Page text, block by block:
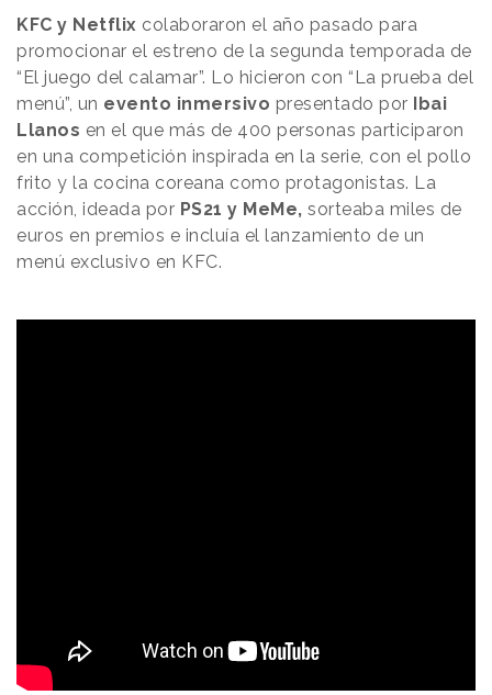
KFC y Netflix colaboraron el año pasado para
promocionar el estreno de la segunda temporada de
“El juego del calamar”. Lo hicieron con “La prueba del
menú”, un evento inmersivo presentado por
Ibai
Llanos en el que más de 400 personas participaron
en una competición inspirada en la serie, con el pollo
frito y la cocina coreana como protagonistas. La
acción, ideada por PS21 y MeMe, sorteaba miles de
euros en premios e incluía el lanzamiento de un
menú exclusivo en KFC.